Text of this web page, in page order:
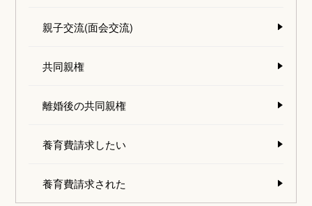
親子交流(面会交流)
共同親権
離婚後の共同親権
養育費請求したい
養育費請求された